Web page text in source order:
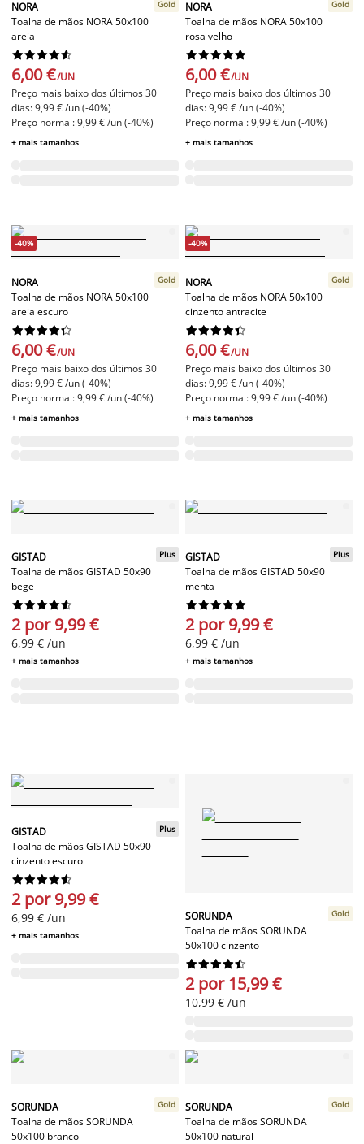
NORA
Toalha de mãos NORA 50x100
areia
Gold






6,00 €/UN
Preço mais baixo dos últimos 30
dias: 9,99 € /un (-40%)
Preço normal: 9,99 € /un (-40%)
+ mais tamanhos
NORA
Toalha de mãos NORA 50x100
rosa velho
Gold






6,00 €/UN
Preço mais baixo dos últimos 30
dias: 9,99 € /un (-40%)
Preço normal: 9,99 € /un (-40%)
+ mais tamanhos
-40%
NORA
Toalha de mãos NORA 50x100
areia escuro
Gold






6,00 €/UN
Preço mais baixo dos últimos 30
dias: 9,99 € /un (-40%)
Preço normal: 9,99 € /un (-40%)
+ mais tamanhos
-40%
NORA
Toalha de mãos NORA 50x100
cinzento antracite
Gold






6,00 €/UN
Preço mais baixo dos últimos 30
dias: 9,99 € /un (-40%)
Preço normal: 9,99 € /un (-40%)
+ mais tamanhos
GISTAD
Toalha de mãos GISTAD 50x90
bege
Plus






2 por 9,99 €
6,99 € /un
+ mais tamanhos
GISTAD
Toalha de mãos GISTAD 50x90
menta
Plus






2 por 9,99 €
6,99 € /un
+ mais tamanhos
GISTAD
Toalha de mãos GISTAD 50x90
cinzento escuro
Plus






2 por 9,99 €
6,99 € /un
+ mais tamanhos
SORUNDA
Toalha de mãos SORUNDA
50x100 cinzento
Gold






2 por 15,99 €
10,99 € /un
SORUNDA
Toalha de mãos SORUNDA
50x100 branco
Gold
SORUNDA
Toalha de mãos SORUNDA
50x100 natural
Gold